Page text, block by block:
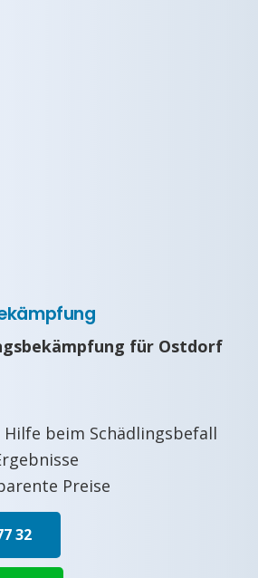
für Ostdorf
Hilfe beim Schädlingsbefall
Preise
32